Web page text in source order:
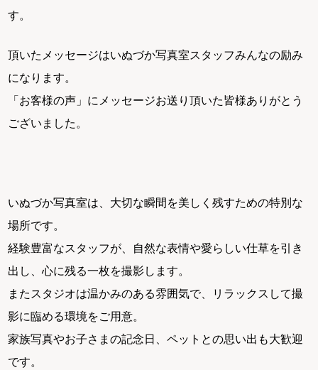
す。
頂いたメッセージはいぬづか写真室スタッフみんなの励み
になります。
「お客様の声」にメッセージお送り頂いた皆様ありがとう
ございました。
いぬづか写真室は、大切な瞬間を美しく残すための特別な
場所です。
経験豊富なスタッフが、自然な表情や愛らしい仕草を引き
出し、心に残る一枚を撮影します。
またスタジオは温かみのある雰囲気で、リラックスして撮
影に臨める環境をご用意。
家族写真やお子さまの記念日、ペットとの思い出も大歓迎
です。